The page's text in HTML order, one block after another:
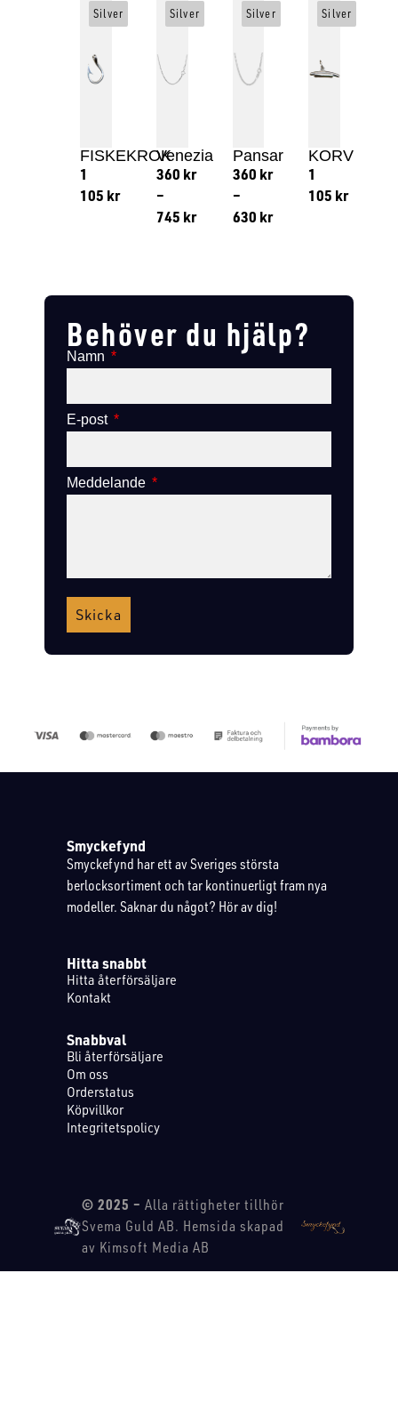
FISKEKROK
1
105 kr
Silver
Venezia
360 kr
–
745 kr
Silver
Pansar
360 kr
–
630 kr
Silver
KORV
1
105 kr
Silver
Behöver du hjälp?
Namn
E-post
Meddelande
Skicka
Smyckefynd
Smyckefynd har ett av Sveriges största
berlocksortiment och tar kontinuerligt fram nya
modeller. Saknar du något? Hör av dig!
Hitta snabbt
Hitta återförsäljare
Kontakt
Snabbval
Bli återförsäljare
Om oss
Orderstatus
Köpvillkor
Integritetspolicy
© 2025 – Alla rättigheter tillhör
Svema Guld AB. Hemsida skapad
av Kimsoft Media AB